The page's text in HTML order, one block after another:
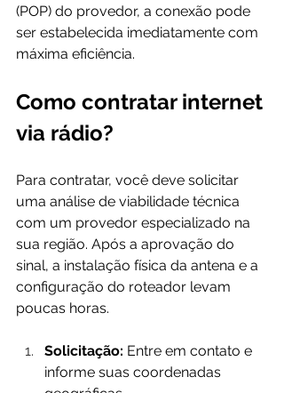
(POP) do provedor, a conexão pode
ser estabelecida imediatamente com
máxima eficiência.
Como contratar internet
via rádio?
Para contratar, você deve solicitar
uma análise de viabilidade técnica
com um provedor especializado na
sua região. Após a aprovação do
sinal, a instalação física da antena e a
configuração do roteador levam
poucas horas.
Solicitação: Entre em contato e
informe suas coordenadas